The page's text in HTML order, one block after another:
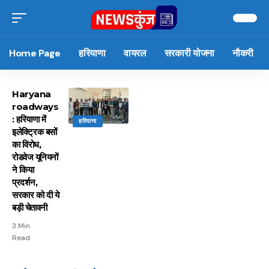
Home Page हरियाणा वायरल सरकारी योजना नौकरी
हरियाणा
Haryana
roadways
: हरियाणा में
इलेक्ट्रिक बसों
का विरोध,
रोडवेज यूनियनों
ने किया
प्रदर्शन,
सरकार को दी ये
बड़ी चेतावनी
3 Min
Read
15 नवंबर से लागू होंगे